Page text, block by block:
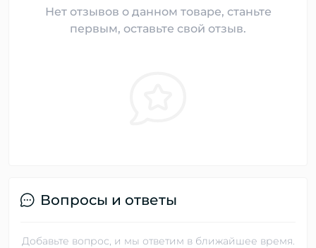
Нет отзывов о данном товаре, станьте
первым, оставьте свой отзыв.
Вопросы и ответы
Добавьте вопрос, и мы ответим в ближайшее время.